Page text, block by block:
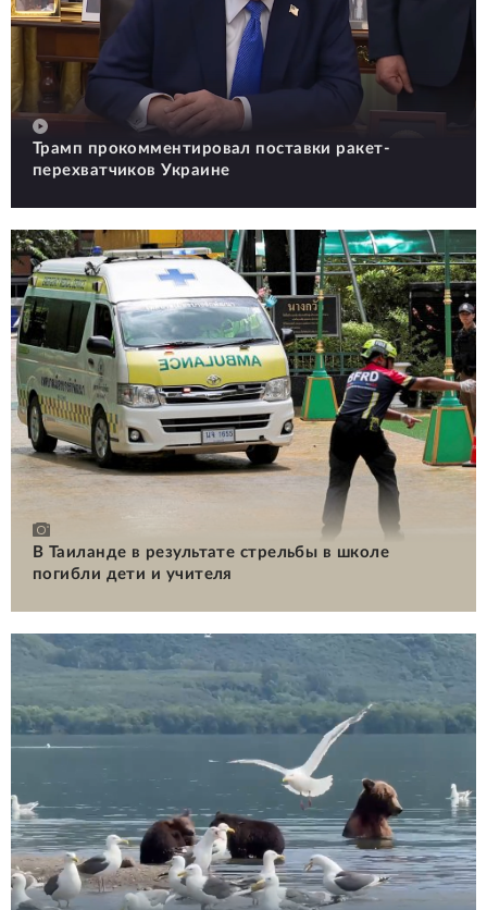
Трамп прокомментировал поставки ракет-
перехватчиков Украине
В Таиланде в результате стрельбы в школе
погибли дети и учителя